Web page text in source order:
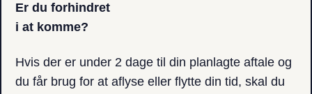
Er du forhindret
i at komme?
Hvis der er under 2 dage til din planlagte aftale og
du får brug for at aflyse eller​ flytte din tid, skal du